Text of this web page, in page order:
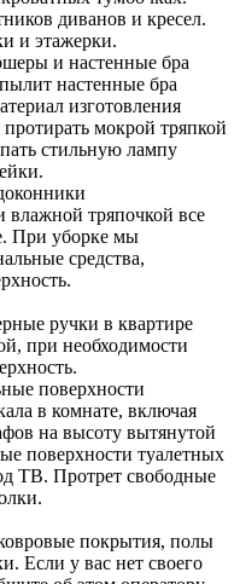
диванов и кресел.
и этажерки.
и настенные бра
настенные бра
изготовления
мокрой тряпкой
стильную лампу
влажной тряпочкой все
При уборке мы
средства,
ручки в квартире
при необходимости
поверхности
в комнате, включая
на высоту вытянутой
поверхности туалетных
ТВ. Протрет свободные
покрытия, полы
Если у вас нет своего